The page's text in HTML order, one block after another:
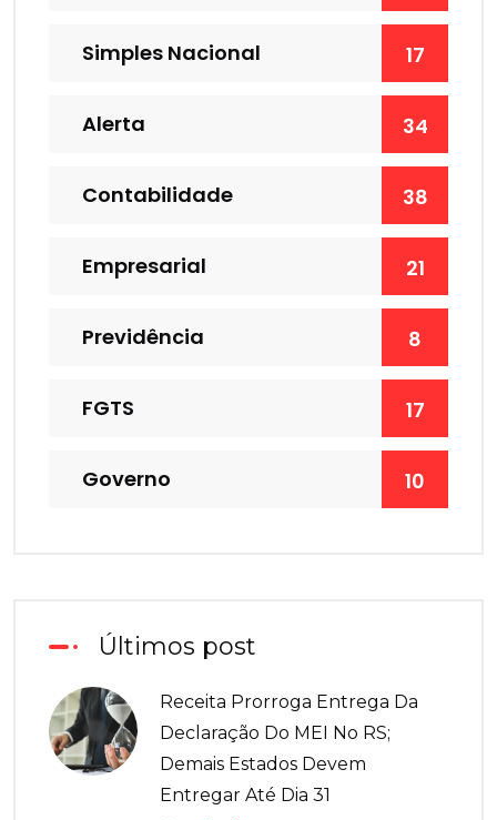
Simples Nacional 17
Alerta 34
Contabilidade 38
Empresarial 21
Previdência 8
FGTS 17
Governo 10
Últimos post
Receita Prorroga Entrega Da
Declaração Do MEI No RS;
Demais Estados Devem
Entregar Até Dia 31